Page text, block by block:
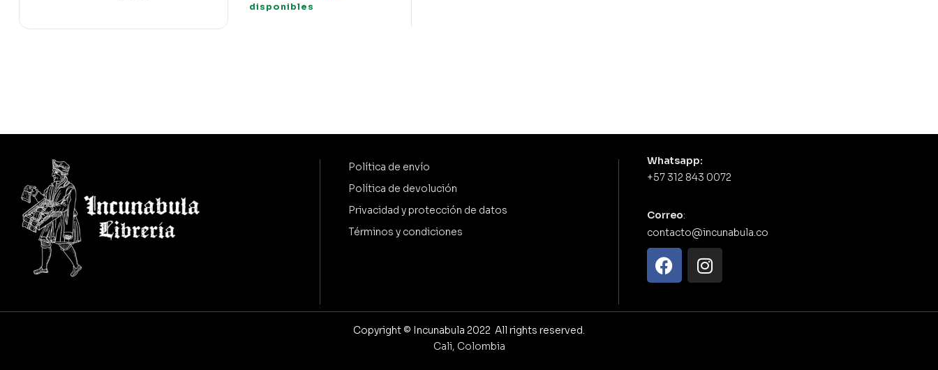
disponibles
Política de envío
Política de devolución
Privacidad y protección de datos
Términos y condiciones
Whatsapp:
+57 312 843 0072
Correo:
contacto@incunabula.co
Copyright © Incunabula 2022 All rights reserved.
Cali, Colombia